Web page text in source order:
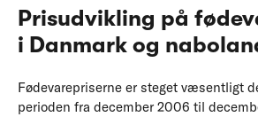
Prisudvikling på
i Danmark og
Fødevarepriserne er steget væsentligt
perioden fra december 2006 til